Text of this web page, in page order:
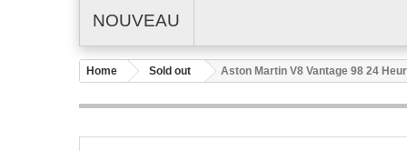
NOUVEAU
Home Sold out Aston Martin V8 Vantage 98 24